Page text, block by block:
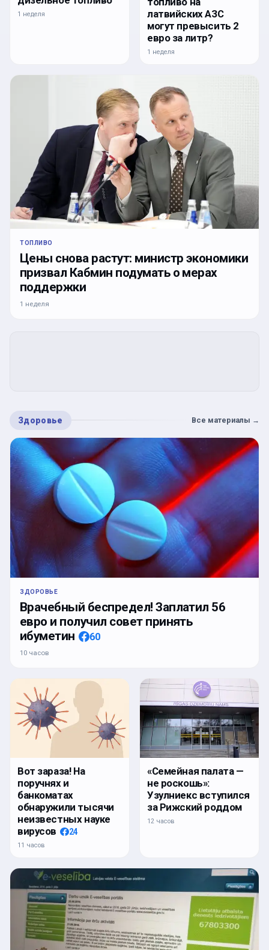
1 неделя
латвийских АЗС
могут превысить 2
евро за литр?
1 неделя
ТОПЛИВО
Цены снова растут: министр экономики
призвал Кабмин подумать о мерах
поддержки
1 неделя
Здоровье Все материалы →
ЗДОРОВЬЕ
Врачебный беспредел! Заплатил 56
евро и получил совет принять
ибуметин
60
10 часов
Вот зараза! На
поручнях и
банкоматах
обнаружили тысячи
неизвестных науке
вирусов
24
11 часов
«Семейная палата —
не роскошь»:
Узулниекс вступился
за Рижский роддом
12 часов